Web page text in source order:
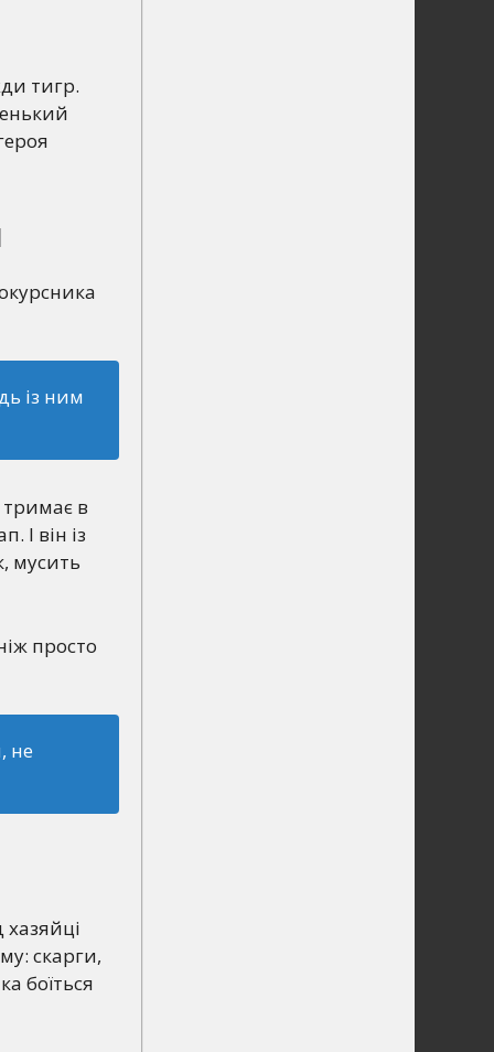
тигр.
із ним
тримає в
І він із
мусить
просто
не
скарги,
боїться